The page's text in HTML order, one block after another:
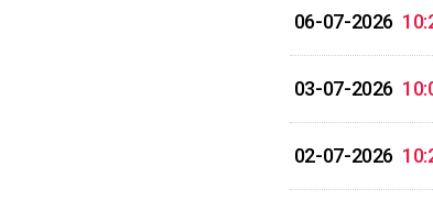
06-07-2026
03-07-2026
02-07-2026